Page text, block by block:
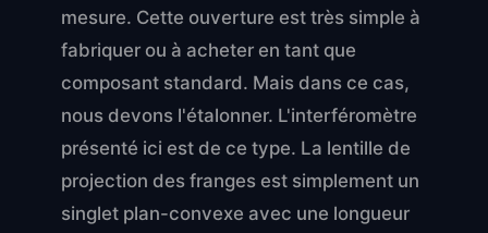
mesure. Cette ouverture est très simple à
fabriquer ou à acheter en tant que
composant standard. Mais dans ce cas,
nous devons l'étalonner. L'interféromètre
présenté ici est de ce type. La lentille de
projection des franges est simplement un
singlet plan-convexe avec une longueur